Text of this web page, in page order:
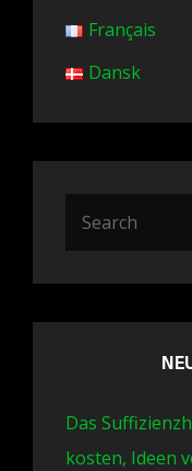
Français
Dansk
Das
kosten, Ideen